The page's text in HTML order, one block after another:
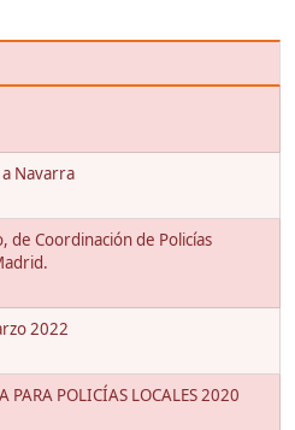
Navarra
Coordinación de Policías
2022
PARA POLICÍAS LOCALES 2020